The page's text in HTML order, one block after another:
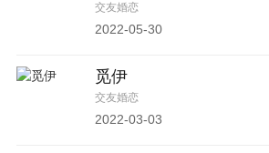
交友婚恋
2022-05-30
觅伊
交友婚恋
2022-03-03